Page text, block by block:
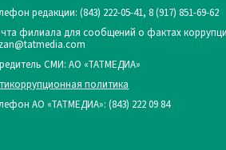
редакции:(843) 222-05-41, 8 (917) 851-69-62
филиала для сообщений о фактах
СМИ: АО «ТАТМЕДИА»
политика
АО «ТАТМЕДИА»: (843) 222 09 84